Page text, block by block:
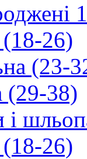
(18-26)
(23-
(29-38)
і
(18-26)